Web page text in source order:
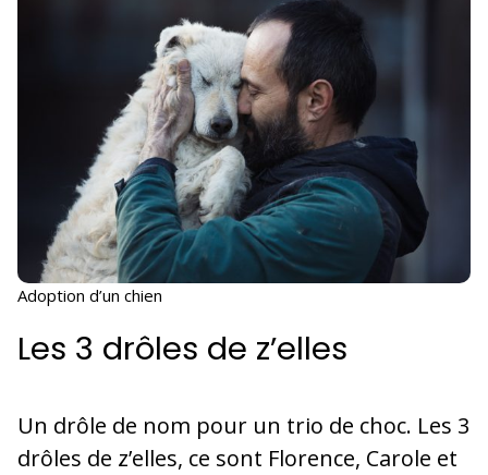
Adoption d’un chien
Les 3 drôles de z’elles
Un drôle de nom pour un trio de choc. Les 3
drôles de z’elles, ce sont Florence, Carole et